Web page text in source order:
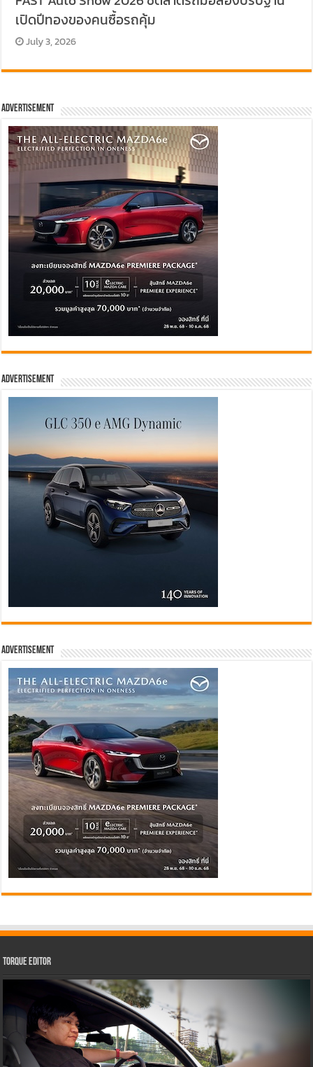
เปิดปีทองของคนซื้อรถคุ้ม
July 3, 2026
Advertisement
Advertisement
Advertisement
Torque Editor